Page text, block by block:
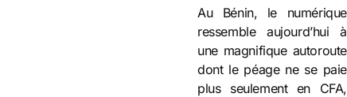
Au Bénin, le numérique
ressemble aujourd’hui à
une magnifique autoroute
dont le péage ne se paie
plus seulement en CFA,